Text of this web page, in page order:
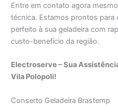
Entre em contato agora
técnica. Estamos prontos
perfeito à sua geladeira com
custo-benefício da região.
Electroserve – Sua
Vila Polopoli!
Conserto Geladeira Brastemp